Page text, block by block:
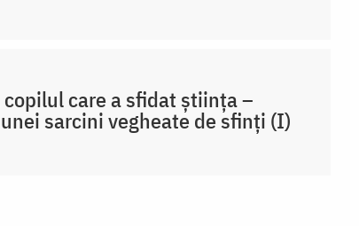
copilul care a sfidat știința –
sarcini vegheate de sfinți (I)